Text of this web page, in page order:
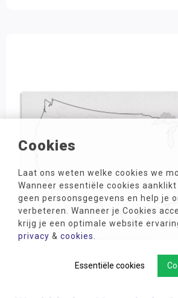
Cookies
Laat ons weten welke cookies we
Wanneer essentiële cookies
geen persoonsgegevens en help je
verbeteren. Wanneer je Cookies
krijg je een optimale website
privacy & cookies
Essentiële cookies